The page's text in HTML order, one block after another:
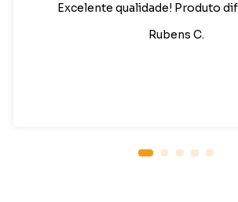
Excelente qualidade! Produto
Rubens C.